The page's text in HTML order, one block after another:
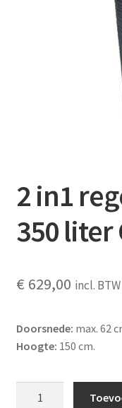
2 in1
350
€ 629,00 incl. BTW
Doorsnede: max. 62
Hoogte: 150 cm.